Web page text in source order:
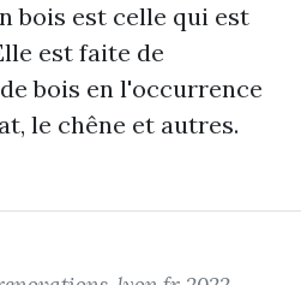
bois est celle qui est
est faite de
bois en l'occurrence
le chêne et autres.